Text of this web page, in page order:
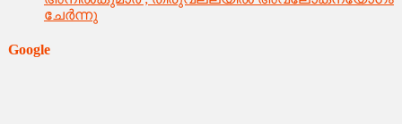
ചേര്‍ന്നു
Google